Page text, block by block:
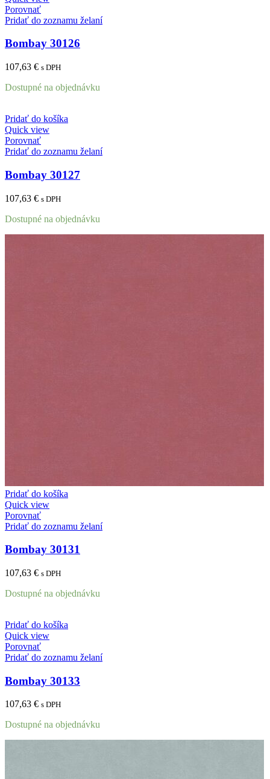
Porovnať
Pridať do zoznamu želaní
Bombay 30126
107,63 € s DPH
Dostupné na objednávku
Pridať do košíka
Quick view
Porovnať
Pridať do zoznamu želaní
Bombay 30127
107,63 € s DPH
Dostupné na objednávku
Pridať do košíka
Quick view
Porovnať
Pridať do zoznamu želaní
Bombay 30131
107,63 € s DPH
Dostupné na objednávku
Pridať do košíka
Quick view
Porovnať
Pridať do zoznamu želaní
Bombay 30133
107,63 € s DPH
Dostupné na objednávku